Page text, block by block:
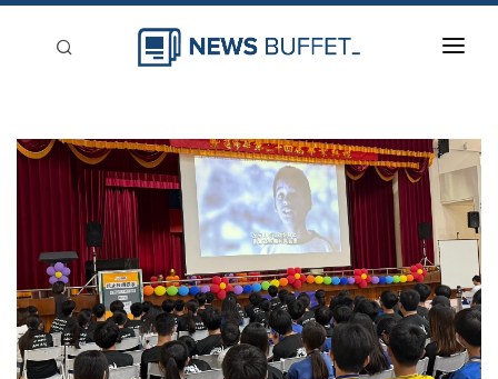
新聞稿分類
登入
刊登